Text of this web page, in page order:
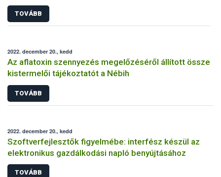
TOVÁBB
2022. december 20., kedd
Az aflatoxin szennyezés megelőzéséről állított össze
kistermelői tájékoztatót a Nébih
TOVÁBB
2022. december 20., kedd
Szoftverfejlesztők figyelmébe: interfész készül az
elektronikus gazdálkodási napló benyújtásához
TOVÁBB